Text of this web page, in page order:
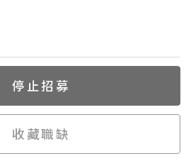
停止招募
收藏職缺